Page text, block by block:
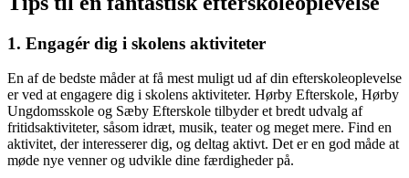
1. Engagér dig i skolens aktiviteter
En af de bedste måder at få mest muligt ud af din efterskoleoplevelse
er ved at engagere dig i skolens aktiviteter. Hørby Efterskole, Hørby
Ungdomsskole og Sæby Efterskole tilbyder et bredt udvalg af
fritidsaktiviteter, såsom idræt, musik, teater og meget mere. Find en
aktivitet, der interesserer dig, og deltag aktivt. Det er en god måde at
møde nye venner og udvikle dine færdigheder på.